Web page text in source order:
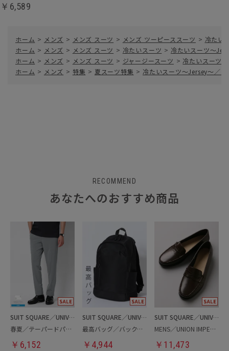
￥6,589
ホーム > メンズ > メンズ スーツ > メンズ ツーピーススーツ > 冷たい
ホーム > メンズ > メンズ スーツ > 冷たいスーツ > 冷たいスーツ～
ホーム > メンズ > メンズ スーツ > ジャージースーツ > 冷たいスーツ
ホーム > メンズ > 特集 > 夏スーツ特集 > 冷たいスーツ～Jersey～／
RECOMMEND
あなたへのおすすめ商品
SUIT SQUARE／UNIVERSAL LANGUAGE
春夏／テーパードパンツ
￥ 6,152
SUIT SQUARE／UNIVERSAL LANGUAGE
最高バッグ／バックパック
￥ 4,944
SUIT SQUARE／UNIVERSAL LANGUAGE
MENS／UNION IMPERIAL監修／コインローファー
￥ 11,473